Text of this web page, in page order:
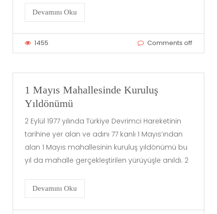
Devamını Oku
1455 Comments off
1 Mayıs Mahallesinde Kuruluş
Yıldönümü
2 Eylül 1977 yılında Türkiye Devrimci Hareketinin
tarihine yer alan ve adını 77 kanlı 1 Mayıs’ından
alan 1 Mayıs mahallesinin kuruluş yıldönümü bu
yıl da mahalle gerçekleştirilen yürüyüşle anıldı. 2
Devamını Oku